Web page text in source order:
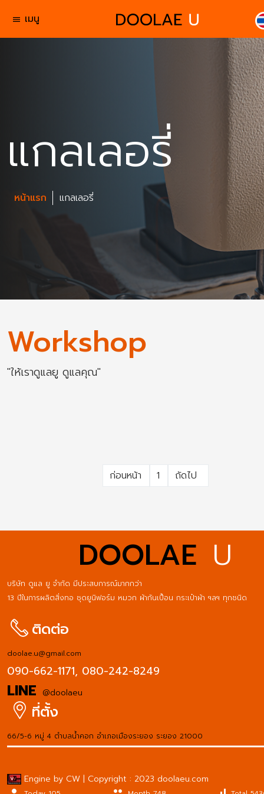
menu เมนู
แกลเลอรี่
หน้าแรก แกลเลอรี่
Workshop
"ให้เราดูแลยู ดูแลคุณ"
ก่อนหน้า 1 ถัดไป
DOOLAE U
บริษัท ดูแล ยู จำกัด มีประสบการณ์มากกว่า
13 ปีในการผลิตสิ่งทอ ชุดยูนิฟอร์ม หมวก ผ้ากันเปื้อน กระเป๋าผ้า ฯลฯ ทุกชนิด
ติดต่อ
doolae.u@gmail.com
090-662-1171, 080-242-8249
LINE @doolaeu
ที่ตั้ง
66/5-6 หมู่ 4 ตำบลน้ำคอก อำเภอเมืองระยอง ระยอง 21000
Engine by CW | Copyright : 2023 doolaeu.com